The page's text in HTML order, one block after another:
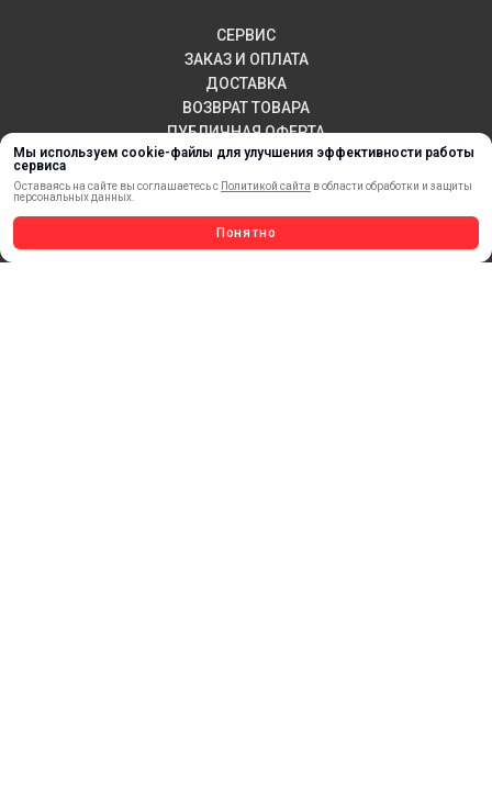
Мы используем cookie-файлы для улучшения эффективности работы
сервиса
Оставаясь на сайте вы соглашаетесь с Политикой сайта в области обработки и защиты
персональных данных.
Понятно
СЕРВИС
ЗАКАЗ И ОПЛАТА
ДОСТАВКА
ВОЗВРАТ ТОВАРА
ПУБЛИЧНАЯ ОФЕРТА
КОНТАКТЫ
НОВИНКИ